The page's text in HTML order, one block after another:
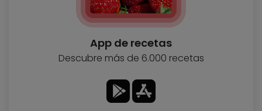
App de recetas
Descubre más de 6.000 recetas